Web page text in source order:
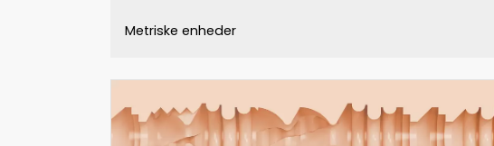
Metriske enheder